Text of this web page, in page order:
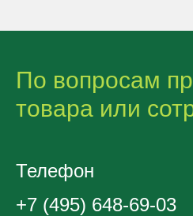
По вопросам
товара или
Телефон
+7 (495) 648-69-03